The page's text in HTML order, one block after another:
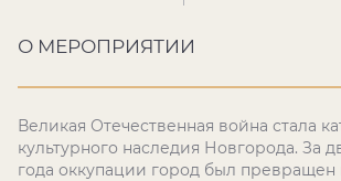
О МЕРОПРИЯТИИ
Великая Отечественная война стала
культурного наследия Новгорода. За
года оккупации город был превращен